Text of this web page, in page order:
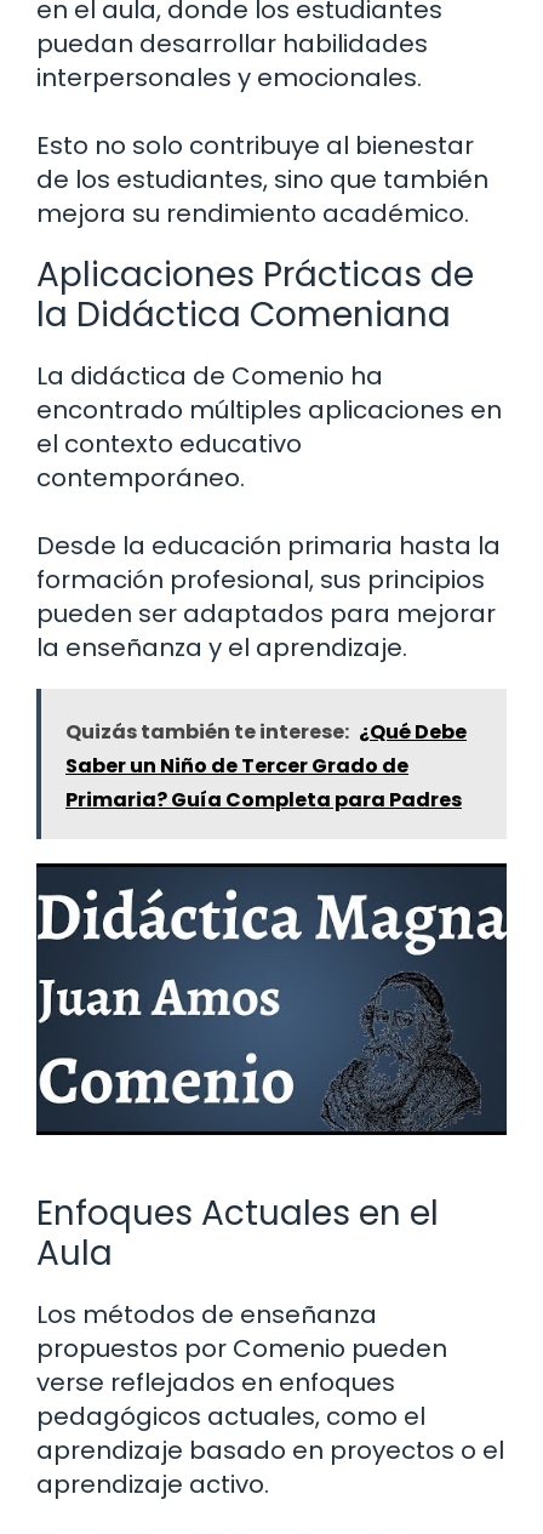
en el aula, donde los estudiantes
puedan desarrollar habilidades
interpersonales y emocionales.
Esto no solo contribuye al bienestar
de los estudiantes, sino que también
mejora su rendimiento académico.
Aplicaciones Prácticas de
la Didáctica Comeniana
La didáctica de Comenio ha
encontrado múltiples aplicaciones en
el contexto educativo
contemporáneo.
Desde la educación primaria hasta la
formación profesional, sus principios
pueden ser adaptados para mejorar
la enseñanza y el aprendizaje.
Quizás también te interese: ¿Qué Debe
Saber un Niño de Tercer Grado de
Primaria? Guía Completa para Padres
Enfoques Actuales en el
Aula
Los métodos de enseñanza
propuestos por Comenio pueden
verse reflejados en enfoques
pedagógicos actuales, como el
aprendizaje basado en proyectos o el
aprendizaje activo.